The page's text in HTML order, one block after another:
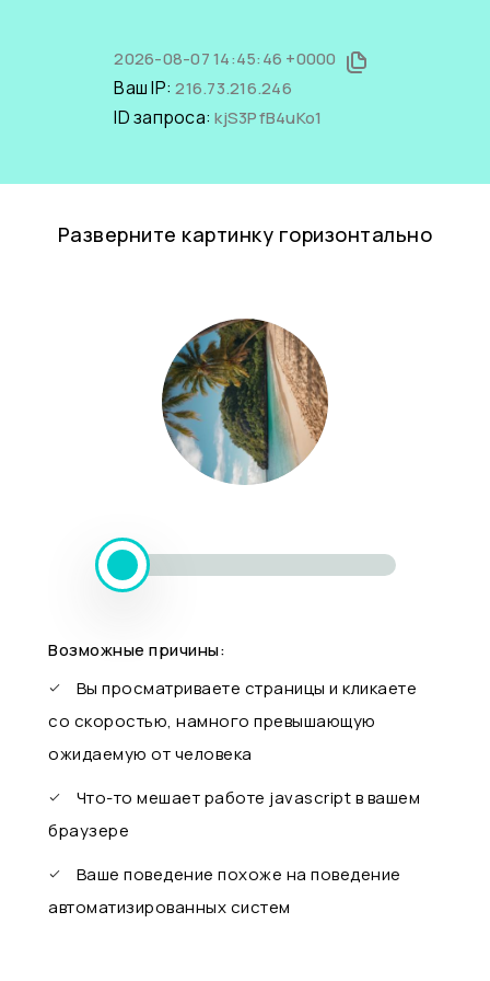
2026-08-07 14:45:46 +0000
Ваш IP:216.73.216.246
ID запроса:kjS3PfB4uKo1
Разверните картинку горизонтально
Возможные причины:
Вы просматриваете страницы и кликаете
со скоростью, намного превышающую
ожидаемую от человека
Что-то мешает работе javascript в вашем
браузере
Ваше поведение похоже на поведение
автоматизированных систем